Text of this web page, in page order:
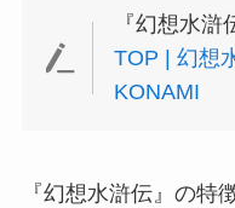
『幻想水
TOP | 幻想
KONAMI
『幻想水滸伝』の特